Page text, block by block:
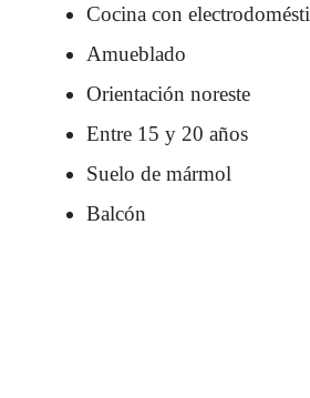
Cocina con
Amueblado
Orientación noreste
Entre 15 y 20 años
Suelo de mármol
Balcón